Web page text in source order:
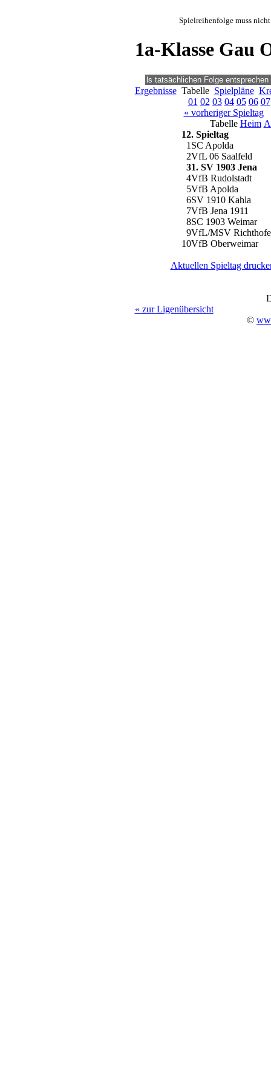
Spielreihenfolge muss
1a-Klasse Gau
ErgebnisseTabelle Spielpläne
01 02 03 04 05 06 07
« vorheriger Spieltag
Tabelle Heim
12. Spieltag
1 SC Apolda
2VfL 06 Saalfeld
31. SV 1903 Jena
4VfB Rudolstadt
5VfB Apolda
6SV 1910 Kahla
7VfB Jena 1911
8SC 1903 Weimar
9VfL/MSV
10VfB Oberweimar
Aktuellen Spieltag
« zur Ligenübersicht
©